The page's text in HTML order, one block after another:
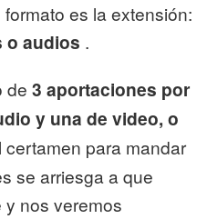
es la extensión:
o audios .
de 3 aportaciones por
y una de video, o
certamen para mandar
se arriesga a que
nos veremos